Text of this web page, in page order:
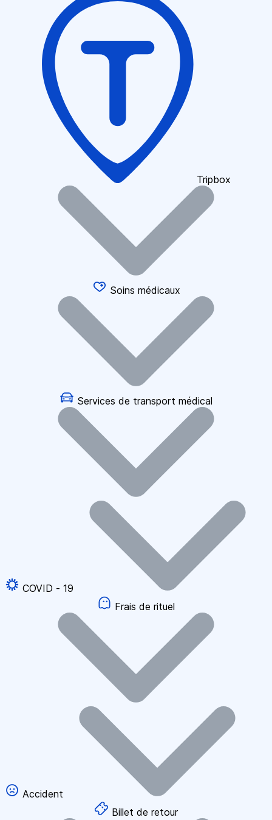
Tripbox
Soins médicaux
Services de transport médical
COVID - 19
Frais de rituel
Accident
Billet de retour